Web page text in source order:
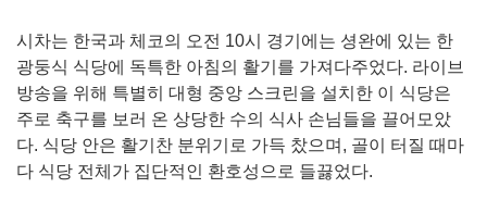
시차는 한국과 체코의 오전 10시 경기에는 셩완에 있는 한
광둥식 식당에 독특한 아침의 활기를 가져다주었다. 라이브
방송을 위해 특별히 대형 중앙 스크린을 설치한 이 식당은
주로 축구를 보러 온 상당한 수의 식사 손님들을 끌어모았
다. 식당 안은 활기찬 분위기로 가득 찼으며, 골이 터질 때마
다 식당 전체가 집단적인 환호성으로 들끓었다.